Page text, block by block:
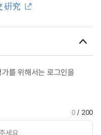
硏究
를 위해서는 로그인을
0/ 200